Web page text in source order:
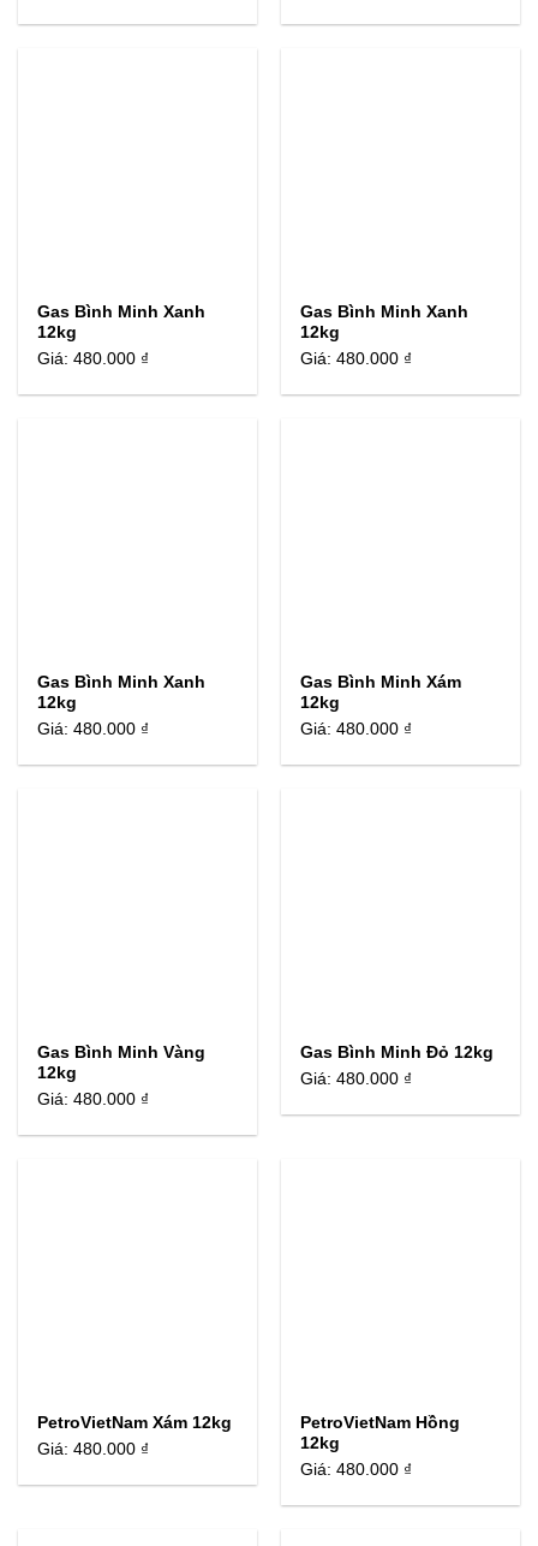
Gas Bình Minh Xanh
12kg
Giá:480.000 ₫
Gas Bình Minh Xanh
12kg
Giá:480.000 ₫
Gas Bình Minh Xanh
12kg
Giá:480.000 ₫
Gas Bình Minh Xám
12kg
Giá:480.000 ₫
Gas Bình Minh Vàng
12kg
Giá:480.000 ₫
Gas Bình Minh Đỏ 12kg
Giá:480.000 ₫
PetroVietNam Xám 12kg
Giá:480.000 ₫
PetroVietNam Hồng
12kg
Giá:480.000 ₫